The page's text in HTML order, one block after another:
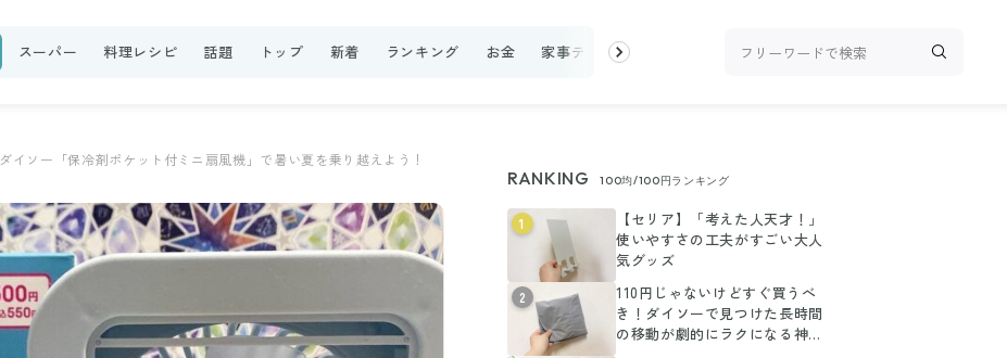
スーパー 料理レシピ 話題 トップ 新着 ランキング お金 家事テク 収納・片付け ビューティ 100均・雑貨
ダイソー「保冷剤ポケット付ミニ扇風機」で暑い夏を乗り越えよう！
RANKING 100均/100円ランキング
1
【セリア】「考えた人天才！」
使いやすさの工夫がすごい大人
気グッズ
2
110円じゃないけどすぐ買うべ
き！ダイソーで見つけた長時間
の移動が劇的にラクになる神ア